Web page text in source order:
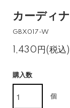
カーディ
GBX017-W
1,430円(税込)
購入数
個